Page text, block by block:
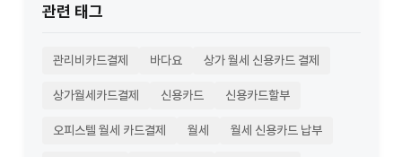
관련 태그
관리비카드결제 바다요 상가 월세 신용카드 결제
상가월세카드결제 신용카드 신용카드할부
오피스텔 월세 카드결제 월세 월세 신용카드 납부